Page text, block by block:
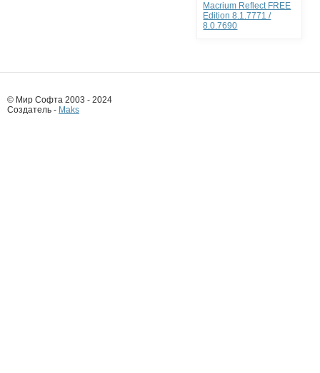
Macrium Reflect FREE
Edition 8.1.7771 /
8.0.7690
© Мир Софта 2003 - 2024
Создатель - Maks